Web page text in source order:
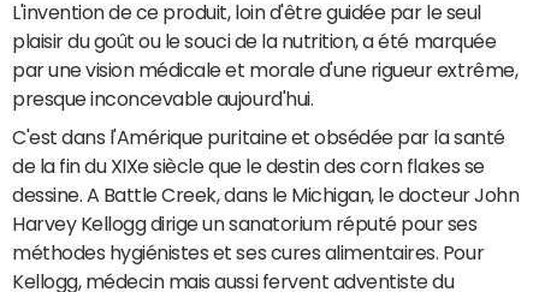
L'invention de ce produit, loin d'être guidée par le seul
plaisir du goût ou le souci de la nutrition, a été marquée
par une vision médicale et morale d'une rigueur extrême,
presque inconcevable aujourd'hui.
C'est dans l'Amérique puritaine et obsédée par la santé
de la fin du XIXe siècle que le destin des corn flakes se
dessine. A Battle Creek, dans le Michigan, le docteur John
Harvey Kellogg dirige un sanatorium réputé pour ses
méthodes hygiénistes et ses cures alimentaires. Pour
Kellogg, médecin mais aussi fervent adventiste du